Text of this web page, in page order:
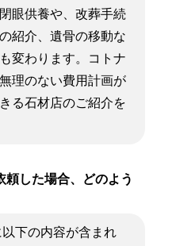
眼供養や、改葬手続
紹介、遺骨の移動な
変わります。 コトナ
理のない費用計画が
る石材店のご紹介を
頼した場合、どのよう
下の内容が含まれ